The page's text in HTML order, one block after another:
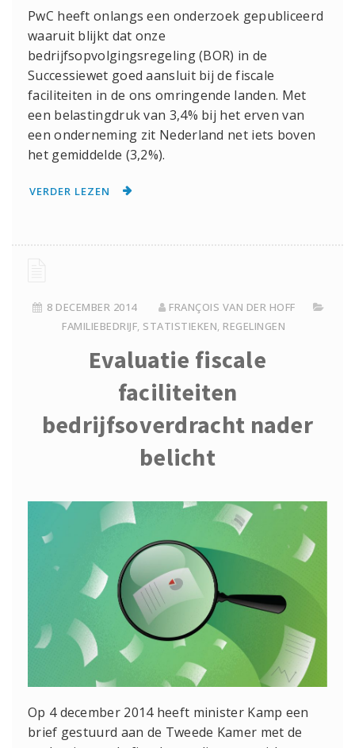
PwC heeft onlangs een onderzoek gepubliceerd
waaruit blijkt dat onze
bedrijfsopvolgingsregeling (BOR) in de
Successiewet goed aansluit bij de fiscale
faciliteiten in de ons omringende landen. Met
een belastingdruk van 3,4% bij het erven van
een onderneming zit Nederland net iets boven
het gemiddelde (3,2%).
VERDER LEZEN
8 DECEMBER 2014
FRANÇOIS VAN DER HOFF
FAMILIEBEDRIJF, STATISTIEKEN, REGELINGEN
Evaluatie fiscale
faciliteiten
bedrijfsoverdracht nader
belicht
Op 4 december 2014 heeft minister Kamp een
brief gestuurd aan de Tweede Kamer met de